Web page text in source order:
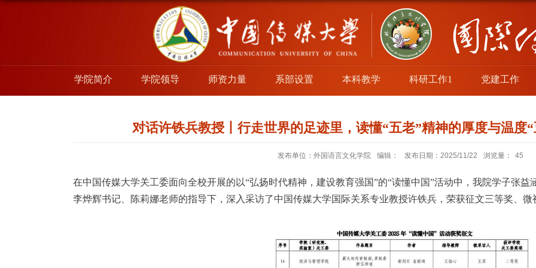
学院简介 学院领导 师资力量 系部设置 本科教学 科研工作1 党建工作
对话许铁兵教授丨行走世界的足迹里，读懂“五老”精神的厚度与温度
发布单位：外国语言文化学院 编辑： 发布日期：2025/11/22 浏览量： 45
在中国传媒大学关工委面向全校开展的以“弘扬时代精神，建设教育强国”的“读懂中国”活动中，我院学子张
李烨辉书记、陈莉娜老师的指导下，深入采访了中国传媒大学国际关系专业教授许铁兵，荣获征文三等奖、微